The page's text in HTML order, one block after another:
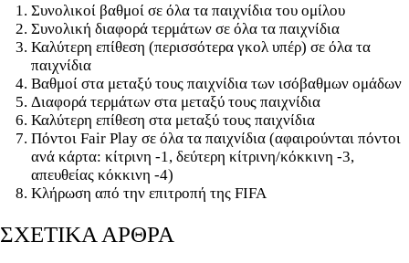
Συνολικοί βαθμοί σε όλα τα παιχνίδια του ομίλου
Συνολική διαφορά τερμάτων σε όλα τα παιχνίδια
Καλύτερη επίθεση (περισσότερα γκολ υπέρ) σε όλα τα
παιχνίδια
Βαθμοί στα μεταξύ τους παιχνίδια των ισόβαθμων ομάδων
Διαφορά τερμάτων στα μεταξύ τους παιχνίδια
Καλύτερη επίθεση στα μεταξύ τους παιχνίδια
Πόντοι Fair Play σε όλα τα παιχνίδια (αφαιρούνται πόντοι
ανά κάρτα: κίτρινη -1, δεύτερη κίτρινη/κόκκινη -3,
απευθείας κόκκινη -4)
Κλήρωση από την επιτροπή της FIFA
ΣΧΕΤΙΚΑ ΑΡΘΡΑ